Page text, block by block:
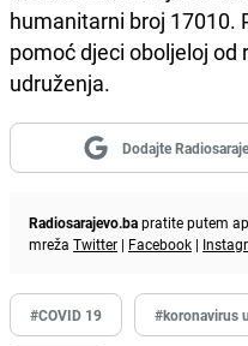
humanitarni broj 17010.
pomoć djeci oboljeloj od
udruženja.
Dodajte
Radiosarajevo.bapratite putem
mreža Twitter | Facebook |
#COVID 19 #koronavirus